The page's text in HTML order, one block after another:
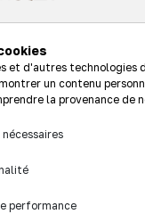
CROIX EN
nous sur les
et d'autres technologies
un contenu
la provenance de
performance